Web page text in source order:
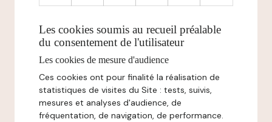
Les cookies soumis au recueil préalable
du consentement de l'utilisateur
Les cookies de mesure d'audience
Ces cookies ont pour finalité la réalisation de
statistiques de visites du Site : tests, suivis,
mesures et analyses d'audience, de
fréquentation, de navigation, de performance.